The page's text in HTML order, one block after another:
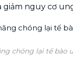
giảm nguy cơ
chóng lại tế bào